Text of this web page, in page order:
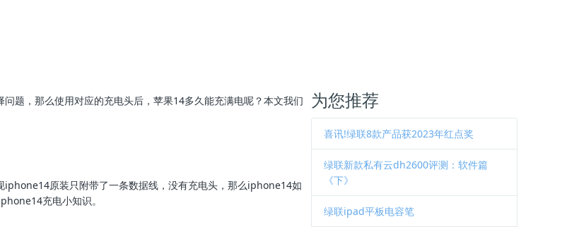
题，那么使用对应的充电头后，苹果14多久能充满电呢？本文我们
原装只附带了一条数据线，没有充电头，那么iphone14如
充电小知识。
为您推荐
喜讯!绿联8款产品获2023年红点奖
绿联新款私有云dh2600评测：软件篇
《下》
绿联ipad平板电容笔